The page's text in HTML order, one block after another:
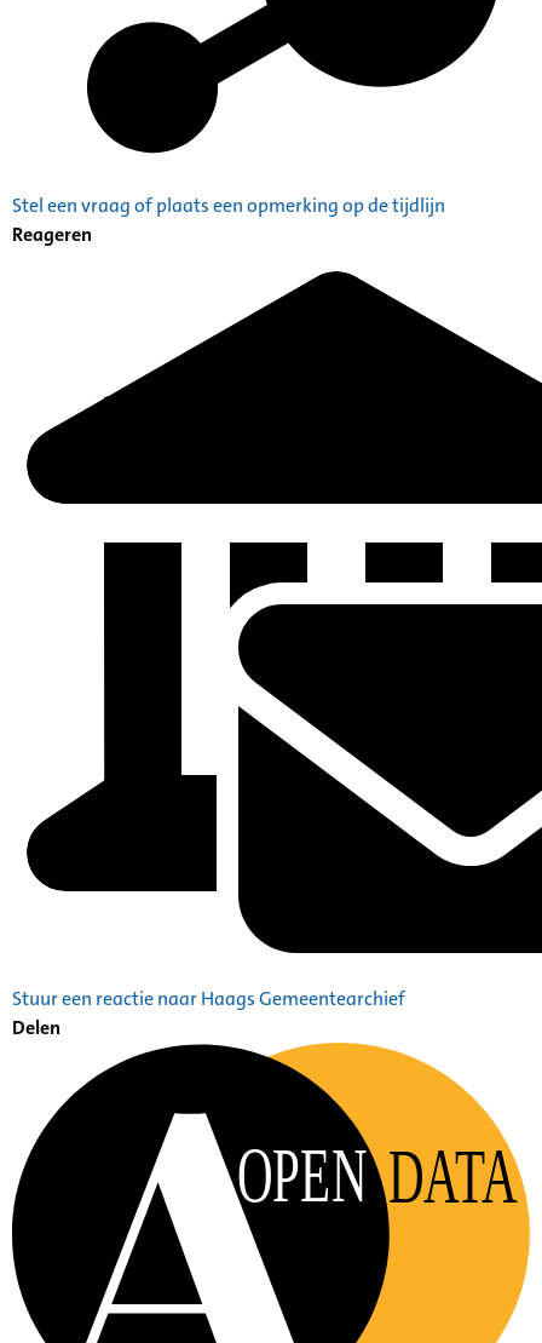
Stel een vraag of plaats een opmerking op de tijdlijn
Reageren
Stuur een reactie naar Haags Gemeentearchief
Delen
OPEN DATA